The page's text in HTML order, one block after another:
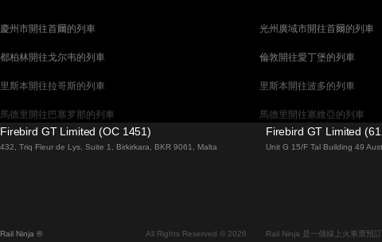
慶州市開往首爾的列車 光州廣域市開往首爾的列車
都柏林開往戈尔韦的列車 倫敦開往愛丁堡的列車
里斯本開往拉哥斯的列車 里斯本開往波多的列車
馬德里開往巴塞罗那的列車 馬德里開往塞維亞的列車
巴塞罗那開往馬德里的列車 巴塞罗那開往塞維亞的列車
首爾開往蔚山廣域市的列車 首爾開往大邱廣域市的列車
Firebird GT Limited (OC 1451)
432, Triq Fleur de Lys, Suite 1, Birkirkara, BKR 9061, Malta
Firebird GT Limited
Unit G 15/F Tal Building 49
Rail Ninja ® All Rights Reserved © 2026 Rail Ninja 是一個線上火車票預